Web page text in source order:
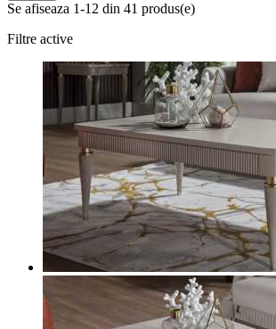
Se afiseaza 1-12 din 41 produs(e)
Filtre active